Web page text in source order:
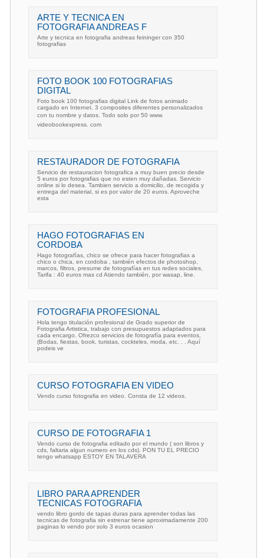
ARTE Y TECNICA EN
FOTOGRAFIA ANDREAS F
Arte y tecnica en fotografia andreas feininger con 350
fotografias
FOTO BOOK 100 FOTOGRAFIAS
DIGITAL
Foto book 100 fotografias digital Link de fotos animado
cargado en Internet. 3 composites diferentes personalizados
con tu nombre y datos. Todo solo por 50 www.
videobookexpress. com
RESTAURADOR DE FOTOGRAFIA
Servicio de restauracion fotografica a muy buen precio desde
5 euros por fotografias que no esten muy dañadas. Servicio
online si lo desea. Tambien servicio a domicilio, de recogida y
entrega del material, si es por valor de 20 euros. Aproveche
esta
HAGO FOTOGRAFIAS EN
CORDOBA
Hago fotografías, chico se ofrece para hacer fotografias a
chico o chica, en cordoba , también efectos de photoshop,
marcos, filtros, presume de fotografías en tus redes sociales,
Tarifa : 40 euros mas cd Atiendo también, por wasap, line.
FOTOGRAFIA PROFESIONAL
Hola tengo titulación profesional de Grado superior de
Fotografia Artistica, trabajo con presupuestos adaptados para
cada encargo. Ofrezco servicios de fotografía para eventos,
(Bodas, fiestas, book, turistas, cockteles, moda, etc. . . Aquí
podeis ve
CURSO FOTOGRAFIA EN VIDEO
Vendo curso fotografia en video. Consta de 12 videos.
CURSO DE FOTOGRAFIA 1
Vendo curso de fotografia editado por el mundo ( son libros y
cds, faltaria algun numero en los cds). PON TU EL PRECIO
tengo whatsapp ESTOY EN TALAVERA
LIBRO PARA APRENDER
TECNICAS FOTOGRAFIA
vendo libro gordo de tapas duras para aprender todas las
tecnicas de fotografia sin estrenar tiene aproximadamente 200
paginas lo vendo por solo 3 euros ocasion